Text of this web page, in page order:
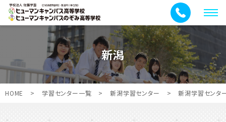
メ
ニ
ュ
ー
新潟
HOME > 学習センター一覧 > 新潟学習センター > 新潟学習センタ